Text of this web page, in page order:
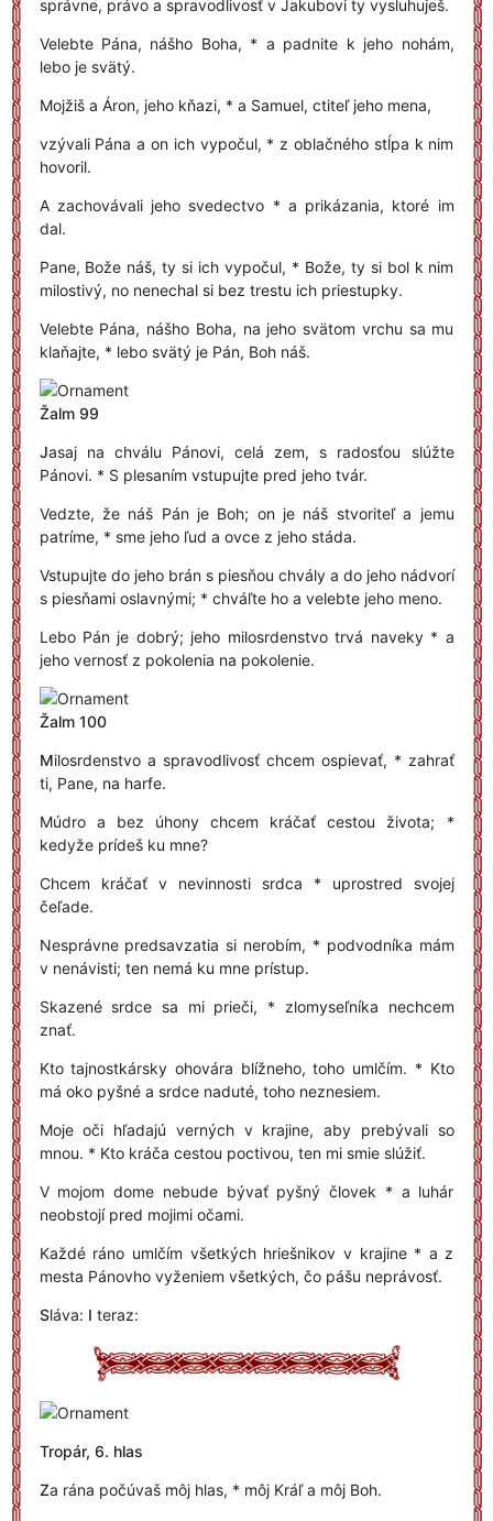
správne, právo a spravodlivosť v Jakubovi ty vysluhuješ.
Velebte Pána, nášho Boha, * a padnite k jeho nohám,
lebo je svätý.
Mojžiš a Áron, jeho kňazi, * a Samuel, ctiteľ jeho mena,
vzývali Pána a on ich vypočul, * z oblačného stĺpa k nim
hovoril.
A zachovávali jeho svedectvo * a prikázania, ktoré im
dal.
Pane, Bože náš, ty si ich vypočul, * Bože, ty si bol k nim
milostivý, no nenechal si bez trestu ich priestupky.
Velebte Pána, nášho Boha, na jeho svätom vrchu sa mu
klaňajte, * lebo svätý je Pán, Boh náš.
Žalm 99
Jasaj na chválu Pánovi, celá zem, s radosťou slúžte
Pánovi. * S plesaním vstupujte pred jeho tvár.
Vedzte, že náš Pán je Boh; on je náš stvoriteľ a jemu
patríme, * sme jeho ľud a ovce z jeho stáda.
Vstupujte do jeho brán s piesňou chvály a do jeho nádvorí
s piesňami oslavnými; * chváľte ho a velebte jeho meno.
Lebo Pán je dobrý; jeho milosrdenstvo trvá naveky * a
jeho vernosť z pokolenia na pokolenie.
Žalm 100
Milosrdenstvo a spravodlivosť chcem ospievať, * zahrať
ti, Pane, na harfe.
Múdro a bez úhony chcem kráčať cestou života; *
kedyže prídeš ku mne?
Chcem kráčať v nevinnosti srdca * uprostred svojej
čeľade.
Nesprávne predsavzatia si nerobím, * podvodníka mám
v nenávisti; ten nemá ku mne prístup.
Skazené srdce sa mi prieči, * zlomyseľníka nechcem
znať.
Kto tajnostkársky ohovára blížneho, toho umlčím. * Kto
má oko pyšné a srdce naduté, toho neznesiem.
Moje oči hľadajú verných v krajine, aby prebývali so
mnou. * Kto kráča cestou poctivou, ten mi smie slúžiť.
V mojom dome nebude bývať pyšný človek * a luhár
neobstojí pred mojimi očami.
Každé ráno umlčím všetkých hriešnikov v krajine * a z
mesta Pánovho vyženiem všetkých, čo pášu neprávosť.
Sláva: I teraz:
Tropár, 6. hlas
Za rána počúvaš môj hlas, * môj Kráľ a môj Boh.